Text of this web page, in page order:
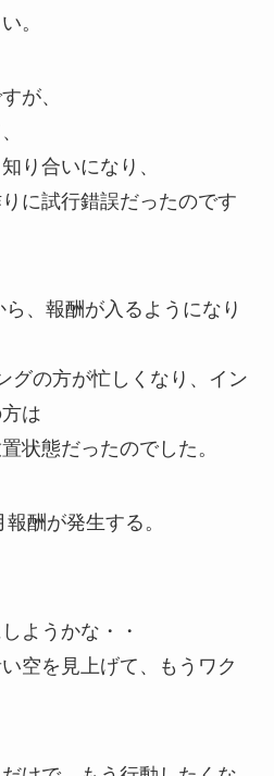
。
が、
り合いになり、
に試行錯誤だったのです
、報酬が入るようになり
グの方が忙しくなり、イン
は
状態だったのでした。
酬が発生する。
ようかな・・
空を見上げて、もうワク